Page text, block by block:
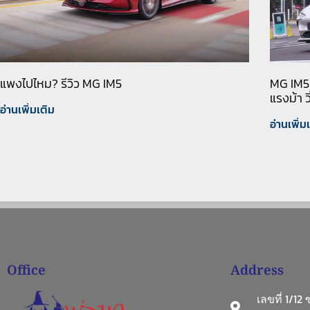
แพงไปไหม? รีวิว MG IM5
อ่านเพิ่มเติม
MG
แรงม้า
อ่านเพิ่ม
Office Address
เลขที่ 1/